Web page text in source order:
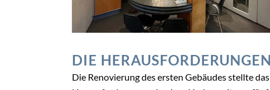
DIE
Die Renovierung des ersten Gebäudes stellte